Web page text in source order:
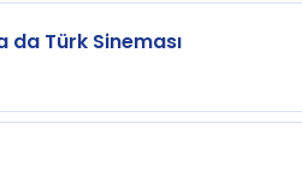
da Türk Sineması